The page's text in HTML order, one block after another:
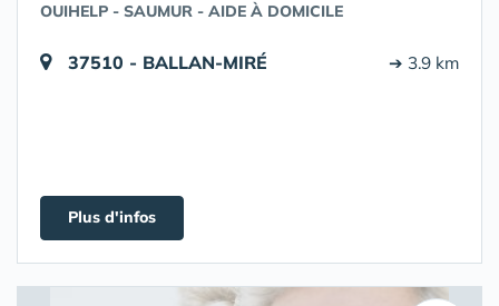
OUIHELP - SAUMUR - AIDE À DOMICILE
37510 - BALLAN-MIRÉ ➔ 3.9 km
Plus d'infos